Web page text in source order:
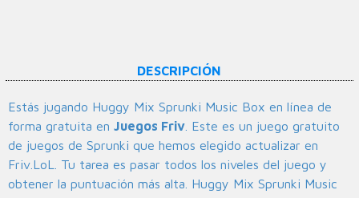
DESCRIPCIÓN
Estás jugando Huggy Mix Sprunki Music Box en línea de
forma gratuita en Juegos Friv . Este es un juego gratuito
de juegos de Sprunki que hemos elegido actualizar en
Friv.LoL. Tu tarea es pasar todos los niveles del juego y
obtener la puntuación más alta. Huggy Mix Sprunki Music